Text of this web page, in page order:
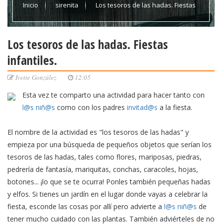
Inicio sirenita Los tesoros de las hadas. Fiestas
Los tesoros de las hadas. Fiestas
infantiles.
Ivette González 12:05
Esta vez te comparto una actividad para hacer tanto con
l@s niñ@s como con los padres invitad@s a la fiesta.
El nombre de la actividad es "los tesoros de las hadas" y
empieza por una búsqueda de pequeños objetos que serían los
tesoros de las hadas, tales como flores, mariposas, piedras,
pedrería de fantasía, mariquitas, conchas, caracoles, hojas,
botones... ¡lo que se te ocurra! Ponles también pequeñas hadas
y elfos. Si tienes un jardín en el lugar donde vayas a celebrar la
fiesta, esconde las cosas por allí pero advierte a l@s niñ@s de
tener mucho cuidado con las plantas. También adviérteles de no